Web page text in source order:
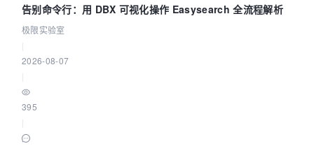
告别命令行：用 DBX 可视化操作 Easysearch 全流程解析
极限实验室
2026-08-07
395